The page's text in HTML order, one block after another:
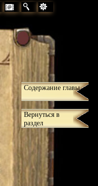
Содержание главы
Вернуться в
раздел